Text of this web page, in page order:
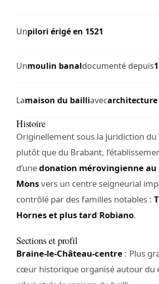
Unpilori érigé en 1521
Unmoulin banaldocumenté depuis
Lamaison du bailliavecarchitecture
Histoire
Originellement sous la juridiction du
plutôt que du Brabant,
d’unedonation mérovingienne
Monsvers un centre seigneurial
contrôlé par des familles notables :
Hornes et plus tard Robiano.
Sections et profil
Braine-le-Château-centre : Plus
cœur historique organisé autour du